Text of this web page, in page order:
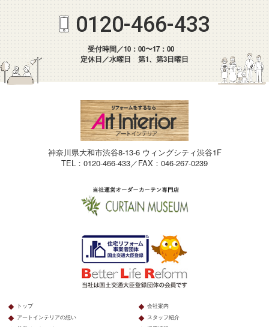
0120-466-433
受付時間／10：00〜17：00
定休日／水曜日 第1、第3日曜日
神奈川県大和市渋谷8-13-6 ウィングシティ渋谷1F
TEL：0120-466-433／FAX：046-267-0239
トップ
アートインテリアの想い
会社案内
スタッフ紹介